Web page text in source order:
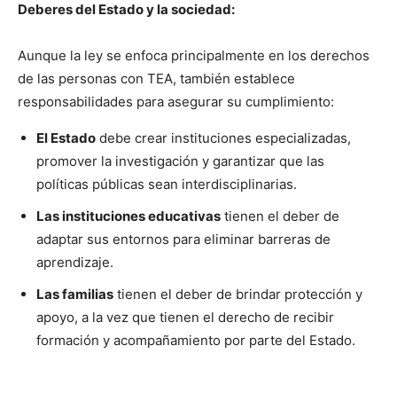
Deberes del Estado y la sociedad:
Aunque la ley se enfoca principalmente en los derechos
de las personas con TEA, también establece
responsabilidades para asegurar su cumplimiento:
El Estado debe crear instituciones especializadas,
promover la investigación y garantizar que las
políticas públicas sean interdisciplinarias.
Las instituciones educativas tienen el deber de
adaptar sus entornos para eliminar barreras de
aprendizaje.
Las familias tienen el deber de brindar protección y
apoyo, a la vez que tienen el derecho de recibir
formación y acompañamiento por parte del Estado.